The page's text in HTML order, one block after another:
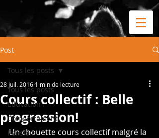
Post
Tous les posts
Education
Comportement
Pension
Tous les posts
Cours collectif : Belle
progression!
28 juil. 2016 1 min de lecture
Un chouette cours collectif malgré la